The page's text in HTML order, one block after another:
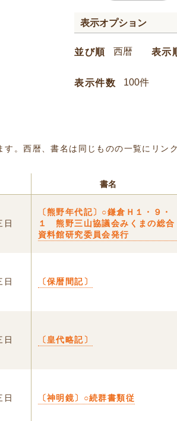
表示オプション
並び順 表示
表示件数
。西暦、書名は同じものの一覧にリンク
書名
日
〔熊野年代記〕○鎌倉Ｈ１・９・
１ 熊野三山協議会みくまの総合
資料館研究委員会発行
日 〔保暦間記〕
日 〔皇代略記〕
日 〔神明鏡〕○続群書類従